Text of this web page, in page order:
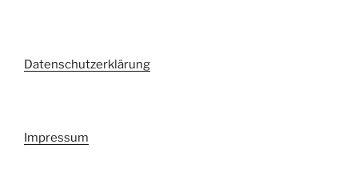
Datenschutzerklärung
Impressum